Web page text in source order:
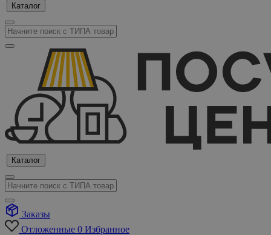
Каталог
Каталог
Заказы
Отложенные 0 Избранное